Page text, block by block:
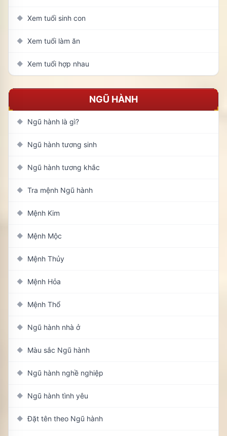
◆ Xem tuổi sinh con
◆ Xem tuổi làm ăn
◆ Xem tuổi hợp nhau
NGŨ HÀNH
◆ Ngũ hành là gì?
◆ Ngũ hành tương sinh
◆ Ngũ hành tương khắc
◆ Tra mệnh Ngũ hành
◆ Mệnh Kim
◆ Mệnh Mộc
◆ Mệnh Thủy
◆ Mệnh Hỏa
◆ Mệnh Thổ
◆ Ngũ hành nhà ở
◆ Màu sắc Ngũ hành
◆ Ngũ hành nghề nghiệp
◆ Ngũ hành tình yêu
◆ Đặt tên theo Ngũ hành